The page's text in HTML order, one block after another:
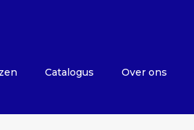
Catalogus Over ons